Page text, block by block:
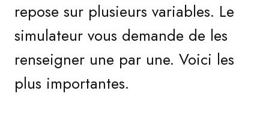
repose sur plusieurs variables. Le
simulateur vous demande de les
renseigner une par une. Voici les
plus importantes.